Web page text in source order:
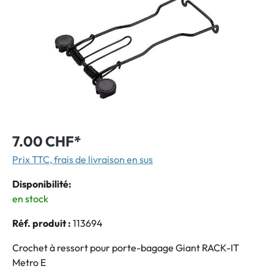
7.00 CHF*
Prix TTC, frais de livraison en sus
Disponibilité:
en stock
Réf. produit : 113694
Crochet à ressort pour porte-bagage Giant RACK-IT
Metro E